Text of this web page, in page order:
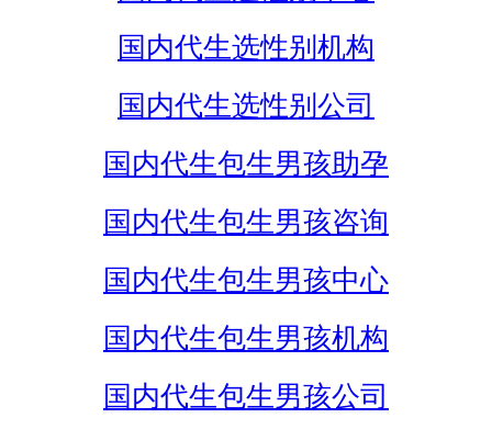
国内代生选性别机构
国内代生选性别公司
国内代生包生男孩助孕
国内代生包生男孩咨询
国内代生包生男孩中心
国内代生包生男孩机构
国内代生包生男孩公司